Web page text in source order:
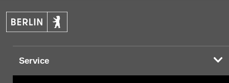
Hinweis:Zur Anzeige und zum Download der
Probenahmedaten nutzen Sie bitte die
Service